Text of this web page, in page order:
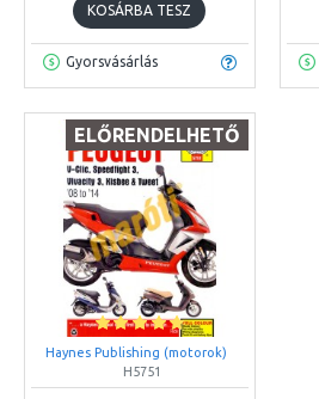
KOSÁRBA TESZ
Gyorsvásárlás
ELŐRENDELHETŐ
Haynes Publishing (motorok)
H5751